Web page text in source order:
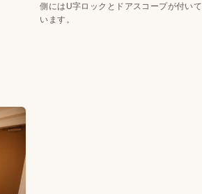
側にはU字ロックとドアスコープが付いて
います。